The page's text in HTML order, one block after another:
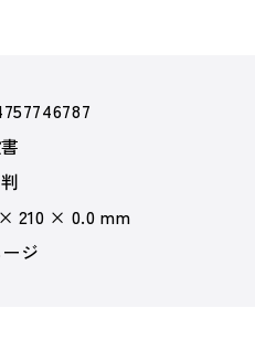
210 × 0.0 mm
ジ